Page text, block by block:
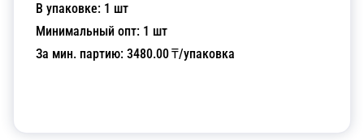
В упаковке: 1 шт
Минимальный опт: 1 шт
За мин. партию: 3480.00₸/упаковка